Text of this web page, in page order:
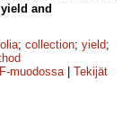
and
; collection; yield;
muodossa| Tekijät